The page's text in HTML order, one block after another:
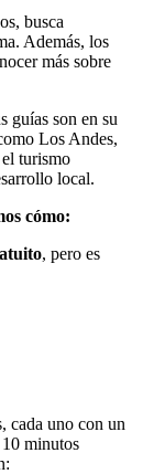
busca
Además, los
más sobre
guías son en su
Los Andes,
turismo
local.
cómo:
, pero es
cada uno con un
minutos